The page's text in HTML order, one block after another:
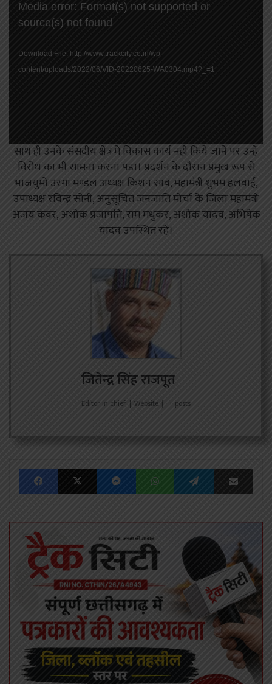
Video
Player
Media error: Format(s) not supported or
source(s) not found
Download File: http://www.trackcity.co.in/wp-
content/uploads/2022/06/VID-20220625-WA0304.mp4?_=1
साथ ही उनके संसदीय क्षेत्र में विकास कार्य नही किये जाने पर उन्हें
विरोध का भी सामना करना पड़ा। प्रदर्शन के दौरान प्रमुख रूप से
भाजयुमो उरगा मण्डल अध्यक्ष किशन साव, महामंत्री शुभम हलवाई,
उपाध्यक्ष रविन्द्र सोनी, अनुसूचित जनजाति मोर्चा के जिला महामंत्री
अजय कंवर, अशोक प्रजापति, राम मधुकर, अशोक यादव, अभिषेक
यादव उपस्थित रहें।
जितेन्द्र सिंह राजपूत
Editor in chief | Website | + posts
FacebookX MessengerWhatsAppTelegram Share via Email